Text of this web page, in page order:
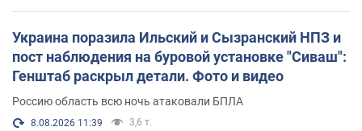
Украина поразила Ильский и Сызранский НПЗ и
пост наблюдения на буровой установке "Сиваш":
Генштаб раскрыл детали. Фото и видео
Россию область всю ночь атаковали БПЛА
8.08.2026 11:39 3,6 т.